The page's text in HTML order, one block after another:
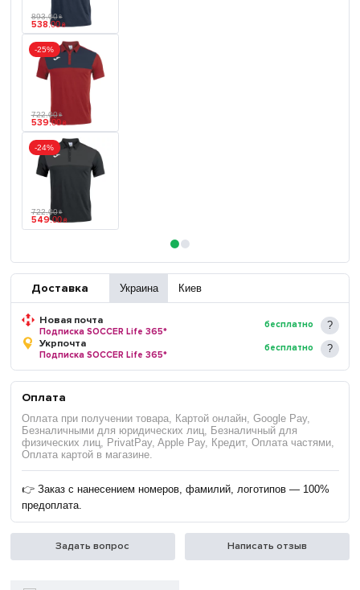
893.00 ₴
538 .00 ₴
-25%
722.00 ₴
539.00 ₴
-24%
722.00 ₴
549.00 ₴
Доставка Украина Киев
Новая почта
Подписка SOCCER Life 365*
бесплатно
Укрпочта
Подписка SOCCER Life 365*
бесплатно
Оплата
Оплата при получении товара, Картой онлайн, Google Pay,
Безналичными для юридических лиц, Безналичный для
физических лиц, PrivatPay, Apple Pay, Кредит, Оплата частями,
Оплата картой в магазине.
👉 Заказ с нанесением номеров, фамилий, логотипов — 100%
предоплата.
Задать вопрос Написать отзыв